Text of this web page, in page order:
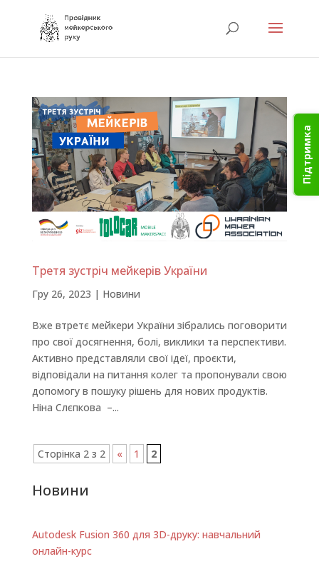
Підтримка
Третя зустріч мейкерів України
Гру 26, 2023 | Новини
Вже втретє мейкери України зібрались поговорити
про свої досягнення, болі, виклики та перспективи.
Активно представляли свої ідеї, проєкти,
відповідали на питання колег та пропонували свою
допомогу в пошуку рішень для нових продуктів.
Ніна Слєпкова –...
Сторінка 2 з 2 « 1 2
Новини
Autodesk Fusion 360 для 3D-друку: навчальний
онлайн-курс